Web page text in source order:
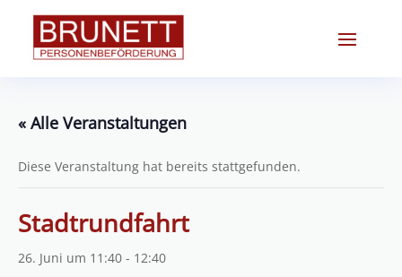
« Alle Veranstaltungen
Diese Veranstaltung hat bereits stattgefunden.
Stadtrundfahrt
26. Juni um 11:40 - 12:40